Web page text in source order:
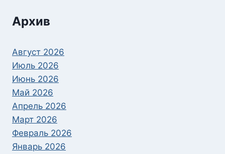
Архив
Август 2026
Июль 2026
Июнь 2026
Май 2026
Апрель 2026
Март 2026
Февраль 2026
Январь 2026